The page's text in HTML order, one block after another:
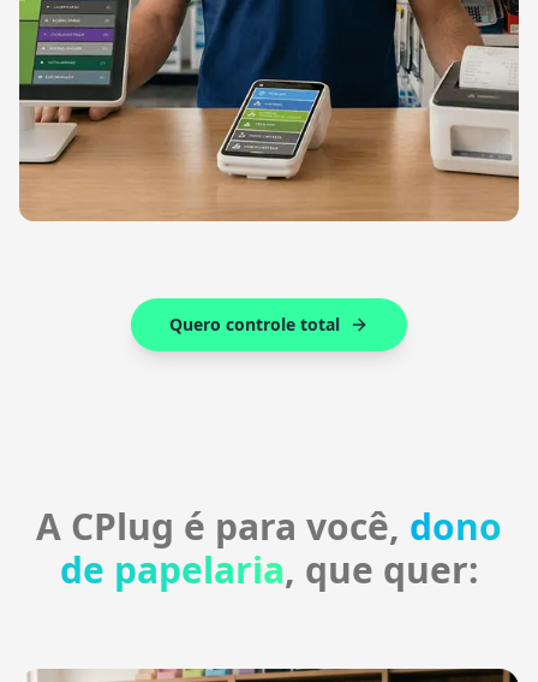
Quero controle total
A CPlug é para você, dono
de papelaria, que quer: